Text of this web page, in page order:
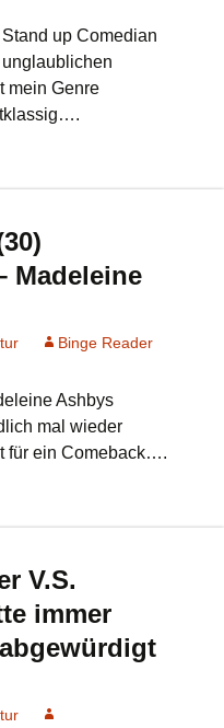
up Comedian
mein Genre
Madeleine
Binge Reader
Ashbys
mal wieder
für ein Comeback….
V.S.
immer